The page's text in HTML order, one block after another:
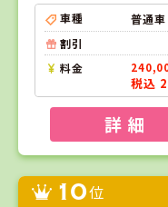
車種
普通車
割引
料金
税込
詳 細
10位